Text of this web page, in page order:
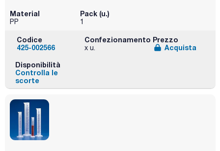
Material
PP
Pack (u.)
1
Codice
425-002566
Confezionamento
x u.
Prezzo
Acquista
Disponibilità
Controlla le
scorte